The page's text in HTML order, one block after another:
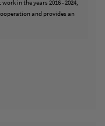
in the years 2016 - 2024,
and provides an